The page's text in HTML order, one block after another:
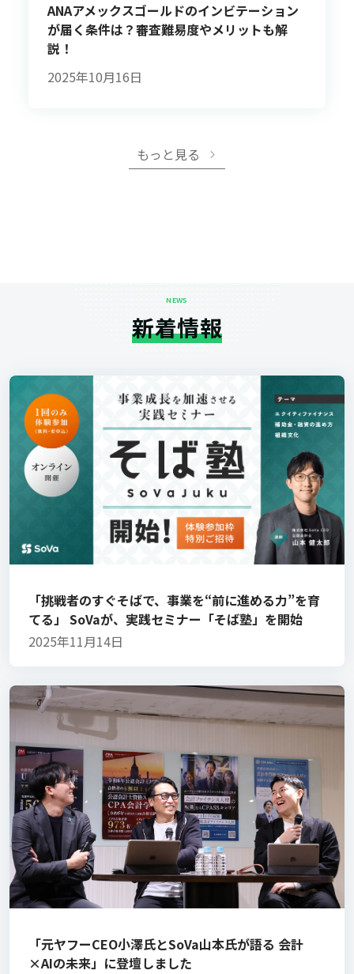
ANAアメックスゴールドのインビテーション
が届く条件は？審査難易度やメリットも解
説！
2025年10月16日
もっと見る
NEWS
新着情報
「挑戦者のすぐそばで、事業を“前に進める力”を育
てる」 SoVaが、実践セミナー「そば塾」を開始
2025年11月14日
「元ヤフーCEO小澤氏とSoVa山本氏が語る 会計
×AIの未来」に登壇しました